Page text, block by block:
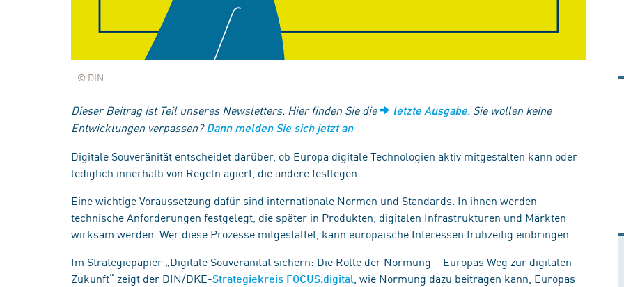
© DIN
Dieser Beitrag ist Teil unseres Newsletters. Hier finden Sie die letzte Ausgabe. Sie wollen keine
Entwicklungen verpassen?Dann melden Sie sich jetzt an
Digitale Souveränität entscheidet darüber, ob Europa digitale Technologien aktiv mitgestalten kann oder
lediglich innerhalb von Regeln agiert, die andere festlegen.
Eine wichtige Voraussetzung dafür sind internationale Normen und Standards. In ihnen werden
technische Anforderungen festgelegt, die später in Produkten, digitalen Infrastrukturen und Märkten
wirksam werden. Wer diese Prozesse mitgestaltet, kann europäische Interessen frühzeitig einbringen.
Im Strategiepapier „Digitale Souveränität sichern: Die Rolle der Normung – Europas Weg zur digitalen
Zukunft“ zeigt der DIN/DKE-Strategiekreis FOCUS.digital , wie Normung dazu beitragen kann, Europas